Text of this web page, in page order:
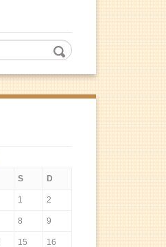
S D
1 2
8 9
15 16